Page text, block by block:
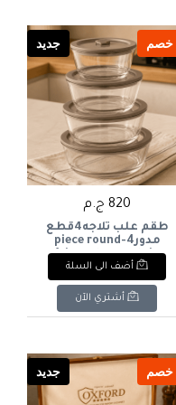
خصم جديد
820 ج.م
طقم علب ثلاجه4قطع
مدور4-piece round
refrigerator container
set
أضف الى السلة
أشتري الآن
خصم جديد